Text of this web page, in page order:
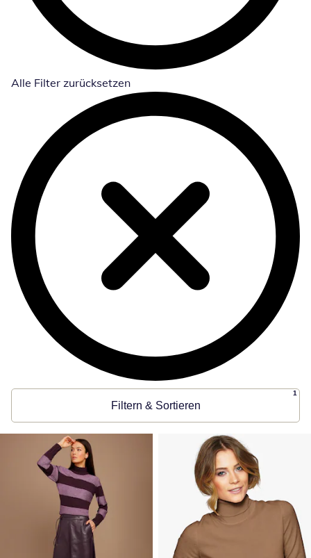
Alle Filter zurücksetzen
Filtern & Sortieren
1